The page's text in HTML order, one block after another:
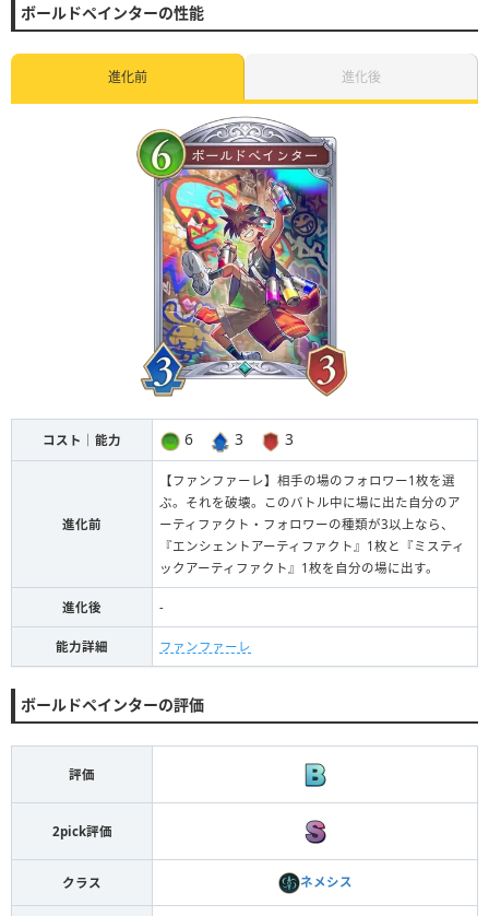
ボールドペインターの性能
進化前 進化後
コスト｜能力 6 3 3
進化前
【ファンファーレ】相手の場のフォロワー1枚を選
ぶ。それを破壊。このバトル中に場に出た自分のア
ーティファクト・フォロワーの種類が3以上なら、
『エンシェントアーティファクト』1枚と『ミスティ
ックアーティファクト』1枚を自分の場に出す。
進化後 -
能力詳細 ファンファーレ
ボールドペインターの評価
評価
2pick評価
クラス ネメシス